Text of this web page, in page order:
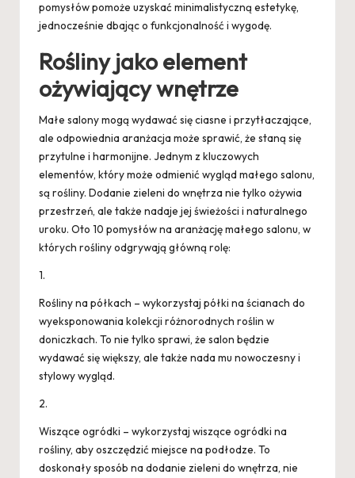
pomysłów pomoże uzyskać minimalistyczną estetykę,
jednocześnie dbając o funkcjonalność i wygodę.
Rośliny jako element
ożywiający wnętrze
Małe salony mogą wydawać się ciasne i przytłaczające,
ale odpowiednia aranżacja może sprawić, że staną się
przytulne i harmonijne. Jednym z kluczowych
elementów, który może odmienić wygląd małego salonu,
są rośliny. Dodanie zieleni do wnętrza nie tylko ożywia
przestrzeń, ale także nadaje jej świeżości i naturalnego
uroku. Oto 10 pomysłów na aranżację małego salonu, w
których rośliny odgrywają główną rolę:
1.
Rośliny na półkach – wykorzystaj półki na ścianach do
wyeksponowania kolekcji różnorodnych roślin w
doniczkach. To nie tylko sprawi, że salon będzie
wydawać się większy, ale także nada mu nowoczesny i
stylowy wygląd.
2.
Wiszące ogródki – wykorzystaj wiszące ogródki na
rośliny, aby oszczędzić miejsce na podłodze. To
doskonały sposób na dodanie zieleni do wnętrza, nie